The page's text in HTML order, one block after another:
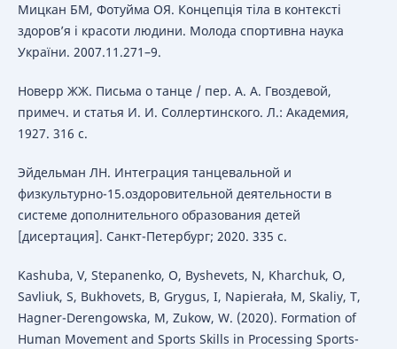
Мицкан БМ, Фотуйма ОЯ. Концепція тіла в контексті
здоров’я і красоти людини. Молода спортивна наука
України. 2007.11.271–9.
Новерр ЖЖ. Письма о танце / пер. А. А. Гвоздевой,
примеч. и статья И. И. Соллертинского. Л.: Академия,
1927. 316 с.
Эйдельман ЛН. Интеграция танцевальной и
физкультурно-15.оздоровительной деятельности в
системе дополнительного образования детей
[дисертация]. Санкт-Петербург; 2020. 335 с.
Kashuba, V, Stepanenko, O, Byshevets, N, Kharchuk, O,
Savliuk, S, Bukhovets, B, Grygus, I, Napierała, M, Skaliy, T,
Hagner-Derengowska, M, Zukow, W. (2020). Formation of
Human Movement and Sports Skills in Processing Sports-